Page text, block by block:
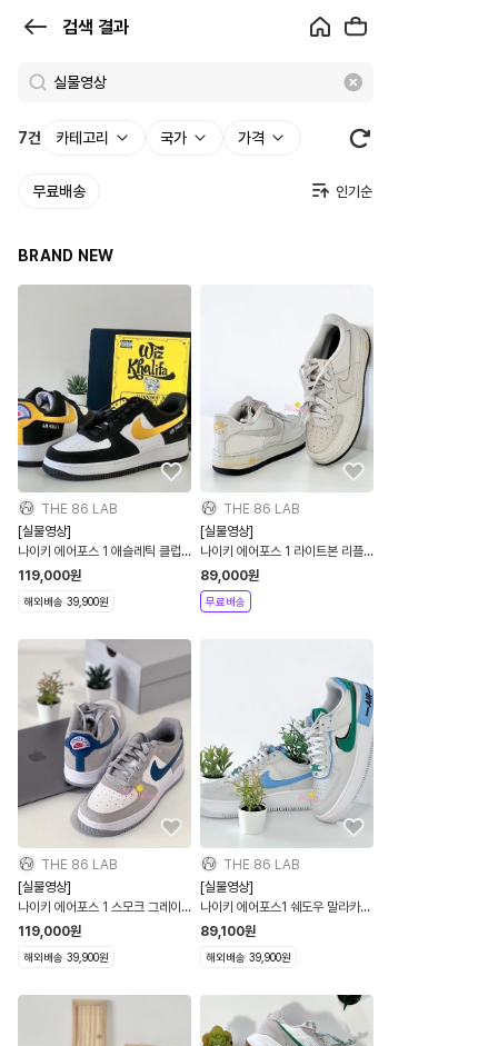
검색 결과
과
로
켓
7건 카테고리 국가 가격
무료배송
BRAND NEW
THE 86 LAB
[실물영상]
나이키 에어포스 1 애슬레틱 클럽
블랙 다크설퍼 검노 GS 우먼스
DH9597-002
119,000원
해외배송 39,900원
THE 86 LAB
[실물영상]
나이키 에어포스 1 라이트본 리플
렉티브 스카치 GS 키즈 우먼스
DQ1102
89,000원
무료배송
THE 86 LAB
[실물영상]
나이키 에어포스 1 스모크 그레이
마리나 블루 애슬레틱 클럽 GS 우
119,000원
해외배송 39,900원
THE 86 LAB
[실물영상]
나이키 에어포스1 쉐도우 말라카이
트 블루 우먼스 CI0919-004
89,100원
해외배송 39,900원